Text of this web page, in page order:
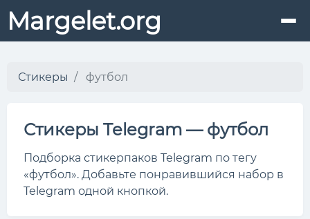
Margelet.org
Стикеры футбол
Стикеры Telegram — футбол
Подборка стикерпаков Telegram по тегу
«футбол». Добавьте понравившийся набор в
Telegram одной кнопкой.